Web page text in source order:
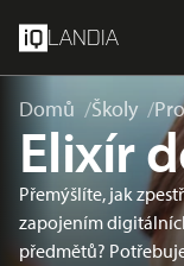
LANDIA
Domů Školy
Elixír
Přemýšlíte, jak
zapojením
předmětů?